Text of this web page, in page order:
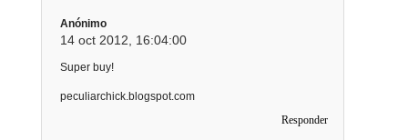
Anónimo
14 oct 2012, 16:04:00
Super buy!
peculiarchick.blogspot.com
Responder